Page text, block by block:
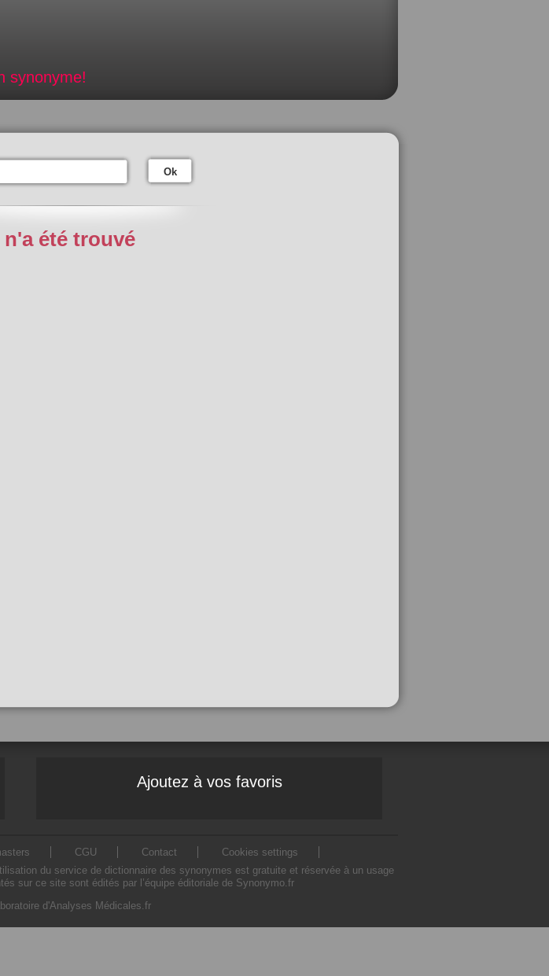
synonyme!
Ok
été trouvé
Ajoutez à vos favoris
CGU Contact
Cookies settings
du service de dictionnaire des synonymes est gratuite et réservée à un usage
sur ce site sont édités par l’équipe éditoriale de Synonymo.fr
d'Analyses Médicales.fr